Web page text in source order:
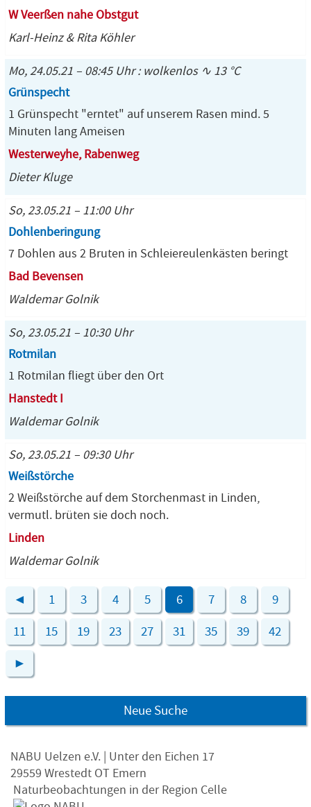
W Veerßen nahe Obstgut
Karl-Heinz & Rita Köhler
Mo, 24.05.21 – 08:45 Uhr : wolkenlos ∿ 13 °C
Grünspecht
1 Grünspecht "erntet" auf unserem Rasen mind. 5
Minuten lang Ameisen
Westerweyhe, Rabenweg
Dieter Kluge
So, 23.05.21 – 11:00 Uhr
Dohlenberingung
7 Dohlen aus 2 Bruten in Schleiereulenkästen beringt
Bad Bevensen
Waldemar Golnik
So, 23.05.21 – 10:30 Uhr
Rotmilan
1 Rotmilan fliegt über den Ort
Hanstedt I
Waldemar Golnik
So, 23.05.21 – 09:30 Uhr
Weißstörche
2 Weißstörche auf dem Storchenmast in Linden,
vermutl. brüten sie doch noch.
Linden
Waldemar Golnik
◄ 1 3 4 5 6 7 8 9
11 15 19 23 27 31 35 39 42
►
Neue Suche
NABU Uelzen e.V. | Unter den Eichen 17
29559 Wrestedt OT Emern
Naturbeobachtungen in der Region Celle